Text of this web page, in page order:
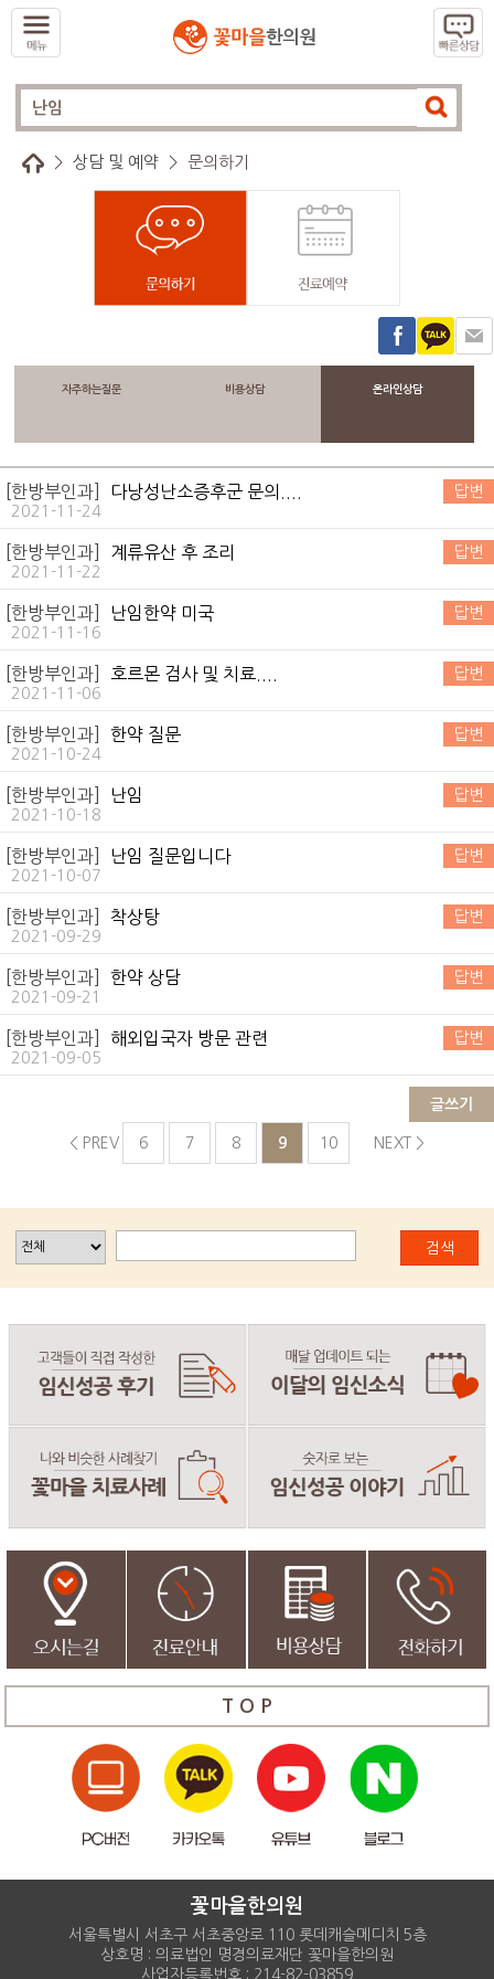
> 상담 및 예약 > 문의하기
자주하는질문 비용상담 온라인상담
[한방부인과] 다낭성난소증후군 문의....
답변
2021-11-24
[한방부인과] 계류유산 후 조리
답변
2021-11-22
[한방부인과] 난임한약 미국
답변
2021-11-16
[한방부인과] 호르몬 검사 및 치료....
답변
2021-11-06
[한방부인과] 한약 질문
답변
2021-10-24
[한방부인과] 난임
답변
2021-10-18
[한방부인과] 난임 질문입니다
답변
2021-10-07
[한방부인과] 착상탕
답변
2021-09-29
[한방부인과] 한약 상담
답변
2021-09-21
[한방부인과] 해외입국자 방문 관련
답변
2021-09-05
글쓰기
< PREV 6 7 8 9 10 NEXT >
검색
T O P
꽃마을한의원
서울특별시 서초구 서초중앙로 110 롯데캐슬메디치 5층
상호명 : 의료법인 명경의료재단 꽃마을한의원
사업자등록번호 : 214-82-03859